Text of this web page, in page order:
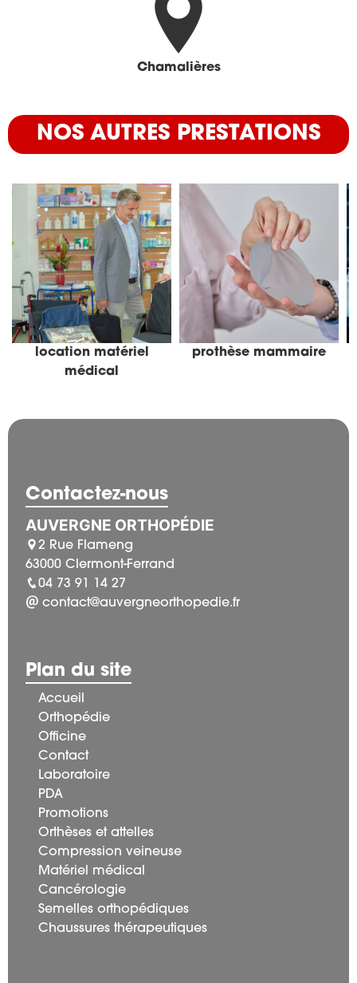
Chamalières
NOS AUTRES PRESTATIONS
location matériel
médical
prothèse mammaire
Contactez-nous
AUVERGNE ORTHOPÉDIE
2 Rue Flameng
63000 Clermont-Ferrand
04 73 91 14 27
contact@auvergneorthopedie.fr
Plan du site
Accueil
Orthopédie
Officine
Contact
Laboratoire
PDA
Promotions
Orthèses et attelles
Compression veineuse
Matériel médical
Cancérologie
Semelles orthopédiques
Chaussures thérapeutiques